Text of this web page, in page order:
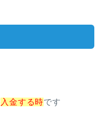
入金する時です